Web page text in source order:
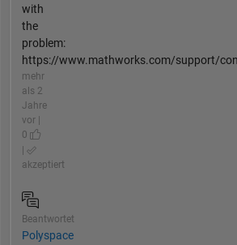
with
the
problem:
https://www.mathworks.com/support/
mehr
als 2
Jahre
vor |
0
akzeptiert
Beantwortet
Polyspace